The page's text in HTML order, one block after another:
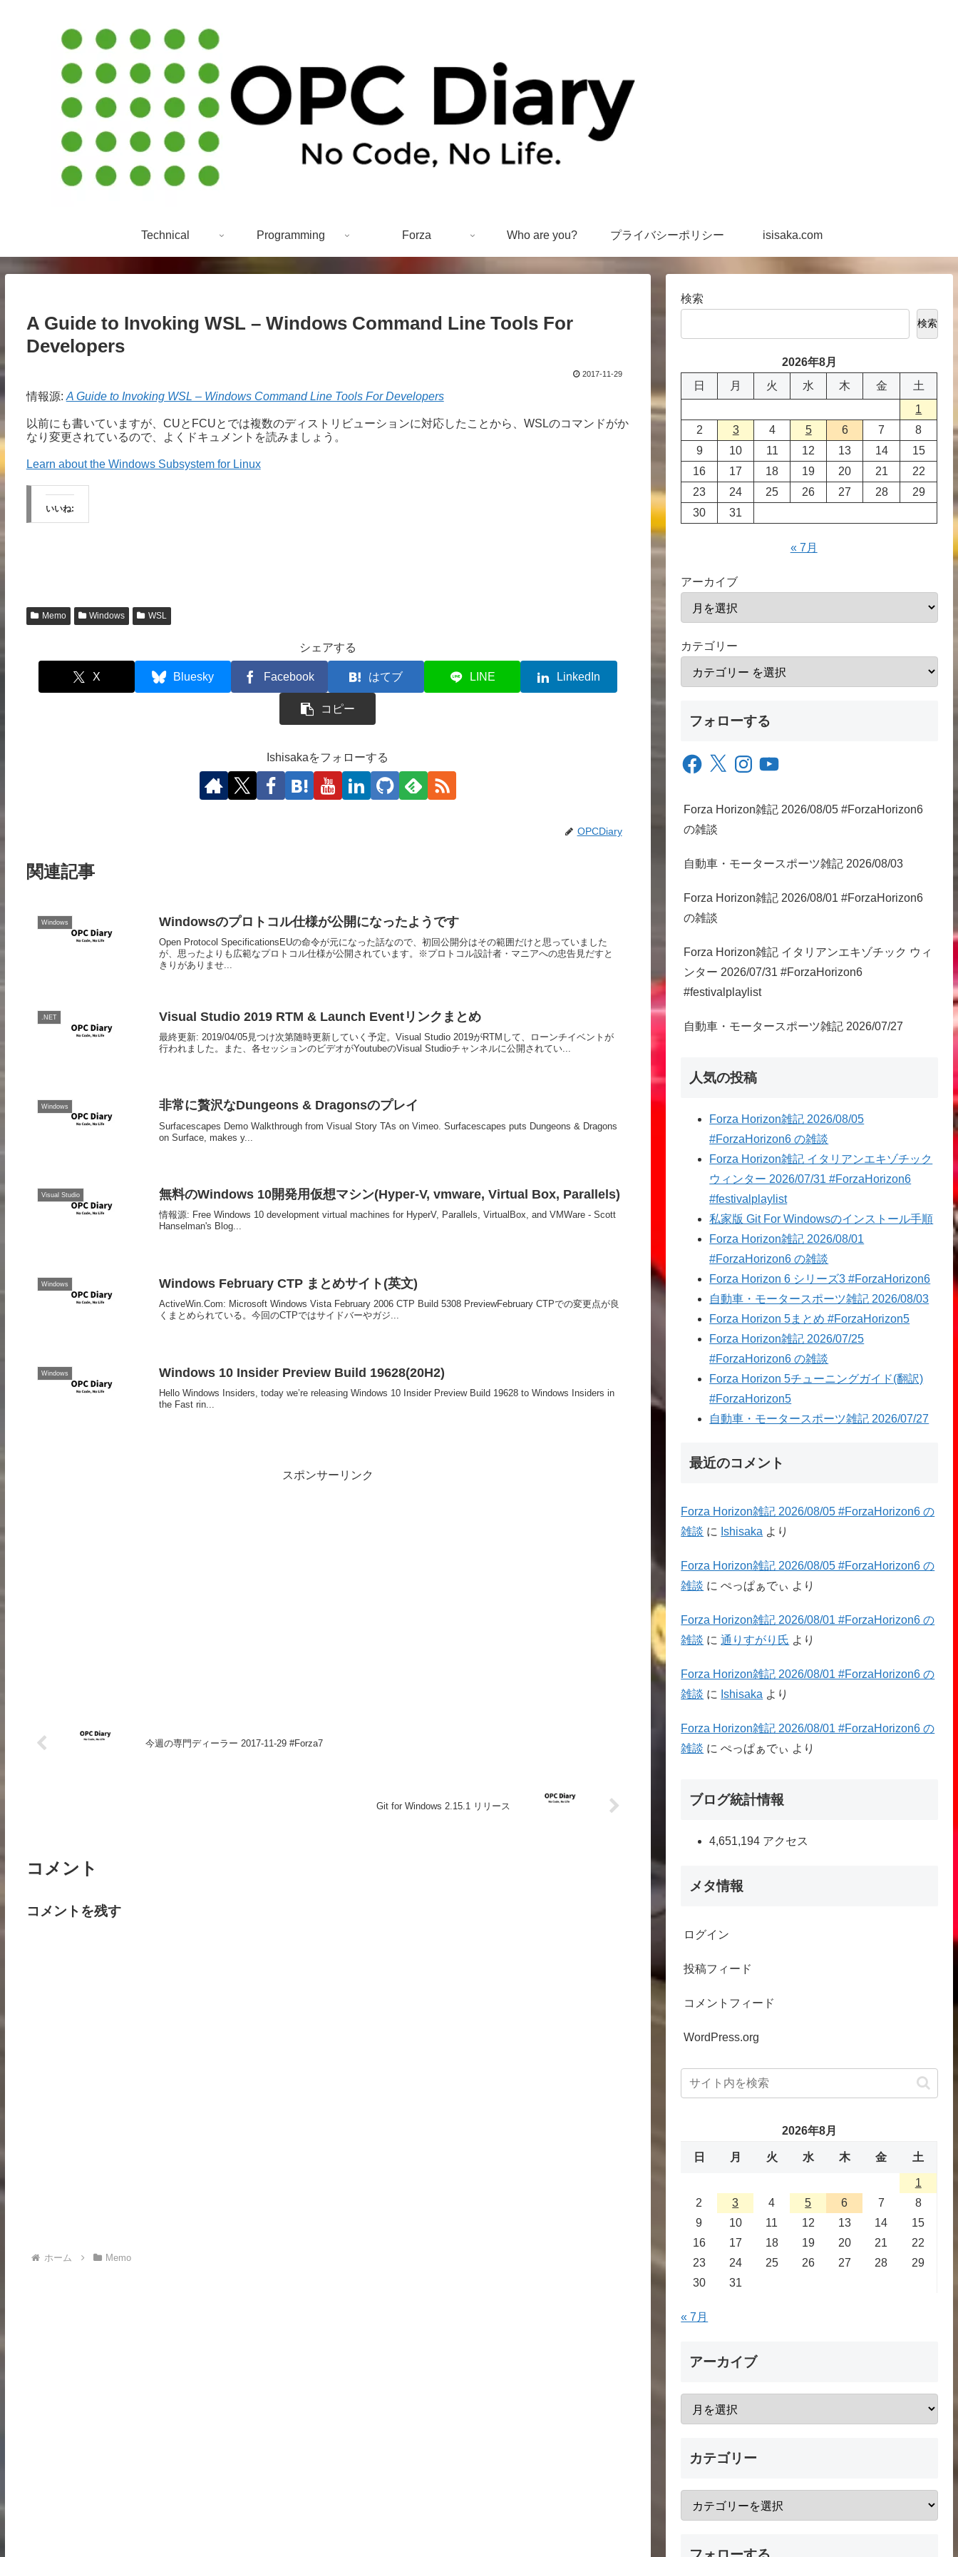
Technical Programming Forza Who are you? プライバシーポリシー isisaka.com
A Guide to Invoking WSL – Windows Command Line Tools For
Developers
2017-11-29
情報源: A Guide to Invoking WSL – Windows Command Line Tools For Developers
以前にも書いていますが、CUとFCUとでは複数のディストリビューションに対応したことから、WSLのコマンドがか
なり変更されているので、よくドキュメントを読みましょう。
Learn about the Windows Subsystem for Linux
いいね:
Memo Windows WSL
シェアする
X Bluesky Facebook はてブ LINE LinkedIn
コピー
Ishisakaをフォローする
OPCDiary
関連記事
Windows Windowsのプロトコル仕様が公開になったようです
Open Protocol SpecificationsEUの命令が元になった話なので、初回公開分はその範囲だけと思っていました
が、思ったよりも広範なプロトコル仕様が公開されています。※プロトコル設計者・マニアへの忠告見だすと
きりがありませ...
.NET Visual Studio 2019 RTM & Launch Eventリンクまとめ
最終更新: 2019/04/05見つけ次第随時更新していく予定。Visual Studio 2019がRTMして、ローンチイベントが
行われました。また、各セッションのビデオがYoutubeのVisual Studioチャンネルに公開されてい...
Windows 非常に贅沢なDungeons & Dragonsのプレイ
Surfacescapes Demo Walkthrough from Visual Story TAs on Vimeo. Surfacescapes puts Dungeons & Dragons
on Surface, makes y...
Visual Studio 無料のWindows 10開発用仮想マシン(Hyper-V, vmware, Virtual Box, Parallels)
情報源: Free Windows 10 development virtual machines for HyperV, Parallels, VirtualBox, and VMWare - Scott
Hanselman's Blog...
Windows Windows February CTP まとめサイト(英文)
ActiveWin.Com: Microsoft Windows Vista February 2006 CTP Build 5308 PreviewFebruary CTPでの変更点が良
くまとめられている。今回のCTPではサイドバーやガジ...
Windows Windows 10 Insider Preview Build 19628(20H2)
Hello Windows Insiders, today we’re releasing Windows 10 Insider Preview Build 19628 to Windows Insiders in
the Fast rin...
スポンサーリンク
今週の専門ディーラー 2017-11-29 #Forza7
Git for Windows 2.15.1 リリース
コメント
コメントを残す
ホーム Memo
検索
検索
2026年8月
日
月 火 水 木 金
土
1
2
3 4 5 6 7
8
9
10 11 12 13 14
15
16
17 18 19 20 21
22
23
24 25 26 27 28
29
30
31
« 7月
アーカイブ
カテゴリー
フォローする
Facebook
X InstagramYouTube
Forza Horizon雑記 2026/08/05 #ForzaHorizon6
の雑談
自動車・モータースポーツ雑記 2026/08/03
Forza Horizon雑記 2026/08/01 #ForzaHorizon6
の雑談
Forza Horizon雑記 イタリアンエキゾチック ウィ
ンター 2026/07/31 #ForzaHorizon6
#festivalplaylist
自動車・モータースポーツ雑記 2026/07/27
人気の投稿
Forza Horizon雑記 2026/08/05
#ForzaHorizon6 の雑談
Forza Horizon雑記 イタリアンエキゾチック
ウィンター 2026/07/31 #ForzaHorizon6
#festivalplaylist
私家版 Git For Windowsのインストール手順
Forza Horizon雑記 2026/08/01
#ForzaHorizon6 の雑談
Forza Horizon 6 シリーズ3 #ForzaHorizon6
自動車・モータースポーツ雑記 2026/08/03
Forza Horizon 5まとめ #ForzaHorizon5
Forza Horizon雑記 2026/07/25
#ForzaHorizon6 の雑談
Forza Horizon 5チューニングガイド(翻訳)
#ForzaHorizon5
自動車・モータースポーツ雑記 2026/07/27
最近のコメント
Forza Horizon雑記 2026/08/05 #ForzaHorizon6 の
雑談 に Ishisaka より
Forza Horizon雑記 2026/08/05 #ForzaHorizon6 の
雑談 にぺっぱぁでぃ より
Forza Horizon雑記 2026/08/01 #ForzaHorizon6 の
雑談 に通りすがり氏 より
Forza Horizon雑記 2026/08/01 #ForzaHorizon6 の
雑談 に Ishisaka より
Forza Horizon雑記 2026/08/01 #ForzaHorizon6 の
雑談 にぺっぱぁでぃ より
ブログ統計情報
4,651,194 アクセス
メタ情報
ログイン
投稿フィード
コメントフィード
WordPress.org
2026年8月
日 月 火 水 木 金 土
1
2
3 4 5 6 7
8
9
10 11 12 13 14
15
16
17 18 19 20 21
22
23
24 25 26 27 28
29
30
31
« 7月
アーカイブ
カテゴリー